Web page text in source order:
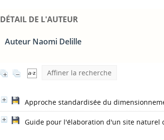
DÉTAIL DE L'AUTEUR
Auteur Naomi Delille
Affiner la recherche
Approche standardisée du
Guide pour l'élaboration d'un site naturel